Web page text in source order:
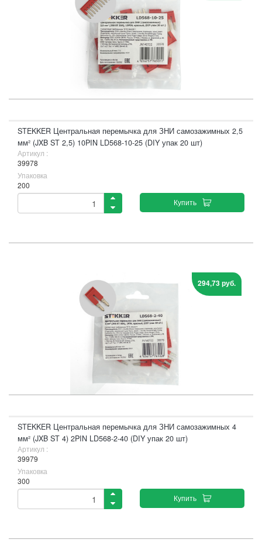
STEKKER Центральная перемычка для ЗНИ самозажимных 2,5
мм² (JXB ST 2,5) 10PIN LD568-10-25 (DIY упак 20 шт)
Артикул :
39978
Упаковка
200
Купить
294,73 руб.
STEKKER Центральная перемычка для ЗНИ самозажимных 4
мм² (JXB ST 4) 2PIN LD568-2-40 (DIY упак 20 шт)
Артикул :
39979
Упаковка
300
Купить